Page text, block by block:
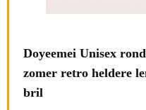
Doyeemei Unisex
zomer retro heldere
bril